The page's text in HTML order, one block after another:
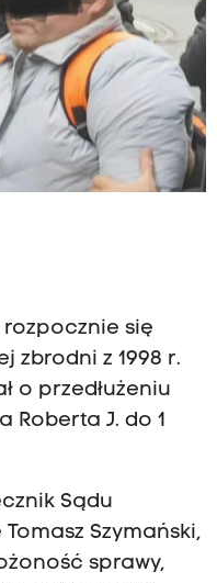
się
zbrodni z 1998 r.
o przedłużeniu
Roberta J. do 1
Sądu
Szymański,
sprawy,